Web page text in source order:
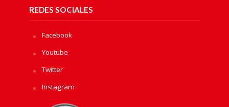
REDES SOCIALES
Facebook
Youtube
Twitter
Instagram